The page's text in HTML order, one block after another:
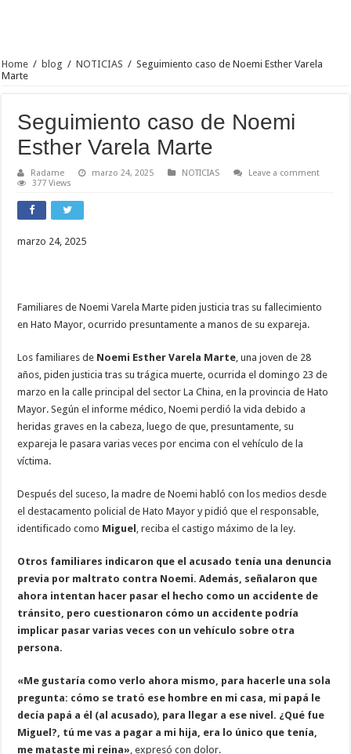
Home / blog / NOTICIAS / Seguimiento caso de Noemi Esther Varela
Marte
Seguimiento caso de Noemi
Esther Varela Marte
Radame marzo 24, 2025 NOTICIAS
Leave a comment
377 Views
marzo 24, 2025
Familiares de Noemi Varela Marte piden justicia tras su fallecimiento
en Hato Mayor, ocurrido presuntamente a manos de su expareja.
Los familiares de Noemi Esther Varela Marte, una joven de 28
años, piden justicia tras su trágica muerte, ocurrida el domingo 23 de
marzo en la calle principal del sector La China, en la provincia de Hato
Mayor. Según el informe médico, Noemi perdió la vida debido a
heridas graves en la cabeza, luego de que, presuntamente, su
expareja le pasara varias veces por encima con el vehículo de la
víctima.
Después del suceso, la madre de Noemi habló con los medios desde
el destacamento policial de Hato Mayor y pidió que el responsable,
identificado como Miguel , reciba el castigo máximo de la ley.
Otros familiares indicaron que el acusado tenía una denuncia
previa por maltrato contra Noemi. Además, señalaron que
ahora intentan hacer pasar el hecho como un accidente de
tránsito, pero cuestionaron cómo un accidente podría
implicar pasar varias veces con un vehículo sobre otra
persona.
«Me gustaría como verlo ahora mismo, para hacerle una sola
pregunta: cómo se trató ese hombre en mi casa, mi papá le
decía papá a él (al acusado), para llegar a ese nivel. ¿Qué fue
Miguel?, tú me vas a pagar a mi hija, era lo único que tenía,
me mataste mi reina», expresó con dolor.